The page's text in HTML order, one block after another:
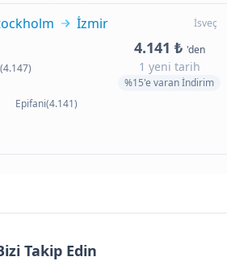
İsveç
İzmir
4.141 ₺ 'den
1 yeni tarih
%15'e varan İndirim
Epifani(4.141)
Takip Edin